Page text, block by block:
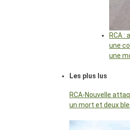
RCA :
une
une
Les plus lus
RCA-Nouvelle
un mort et deux